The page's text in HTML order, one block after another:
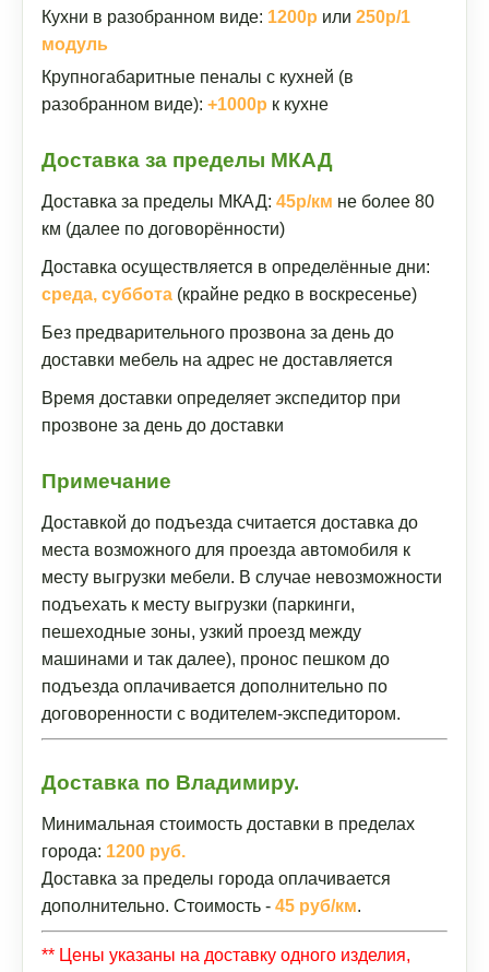
Кухни в разобранном виде: 1200р или 250р/1
модуль
Крупногабаритные пеналы с кухней (в
разобранном виде): +1000р к кухне
Доставка за пределы МКАД
Доставка за пределы МКАД: 45р/км не более 80
км (далее по договорённости)
Доставка осуществляется в определённые дни:
среда, суббота (крайне редко в воскресенье)
Без предварительного прозвона за день до
доставки мебель на адрес не доставляется
Время доставки определяет экспедитор при
прозвоне за день до доставки
Примечание
Доставкой до подъезда считается доставка до
места возможного для проезда автомобиля к
месту выгрузки мебели. В случае невозможности
подъехать к месту выгрузки (паркинги,
пешеходные зоны, узкий проезд между
машинами и так далее), пронос пешком до
подъезда оплачивается дополнительно по
договоренности с водителем-экспедитором.
Доставка по Владимиру.
Минимальная стоимость доставки в пределах
города: 1200 руб.
Доставка за пределы города оплачивается
дополнительно. Стоимость - 45 руб/км.
** Цены указаны на доставку одного изделия,